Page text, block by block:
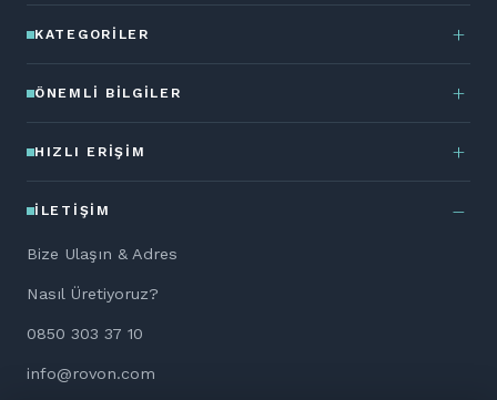
KATEGORILER
ÖNEMLI BILGILER
HIZLI ERIŞIM
İLETIŞIM
Bize Ulaşın & Adres
Nasıl Üretiyoruz?
0850 303 37 10
info@rovon.com